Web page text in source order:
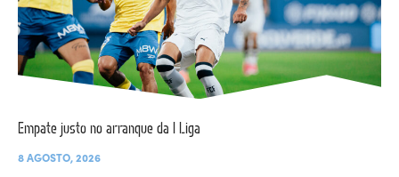
Empate justo no arranque da I Liga
8 AGOSTO, 2026